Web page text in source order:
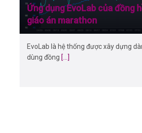
Ứng dụng EvoLab của đồng
giáo án marathon
EvoLab là hệ thống được xây dựng
dùng đồng [...]